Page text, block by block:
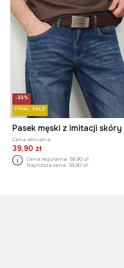
-33%
FINAL SALE
Pasek męski z imitacji skóry
Cena aktualna:
39,90 zł
Cena regularna: 59,90 zł
Najniższa cena: 59,90 zł